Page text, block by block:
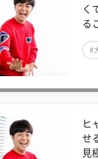
く
る
#
ヒ
せ
見